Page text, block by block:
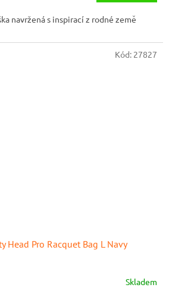
navržená s inspirací z rodné země
Head Pro Racquet Bag L Navy
Skladem
Kód: 27827